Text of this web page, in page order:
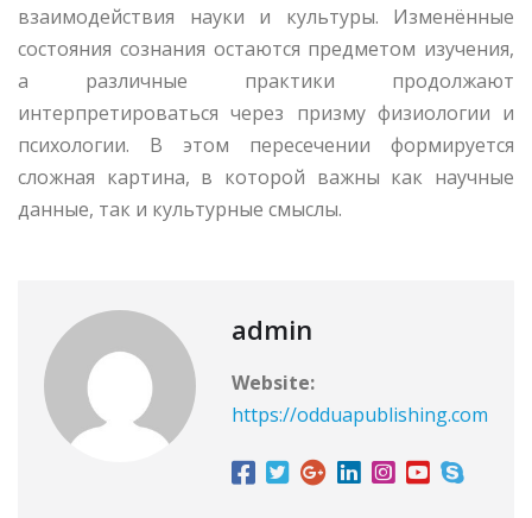
взаимодействия науки и культуры. Изменённые
состояния сознания остаются предметом изучения,
а различные практики продолжают
интерпретироваться через призму физиологии и
психологии. В этом пересечении формируется
сложная картина, в которой важны как научные
данные, так и культурные смыслы.
admin
Website:
https://odduapublishing.com